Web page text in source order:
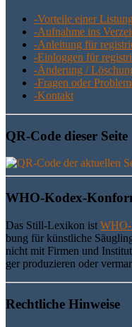
-Vor­tei­le einer Listung
-Auf­nah­me ins
-Anlei­tung für
-Ein­log­gen für
-Ände­rung /
-Fra­gen oder
-Kon­takt
QR-Code die­ser Seite
WHO-Kodex-
Das Still-Lexi­kon ist
bung für künst­li­che
nicht mit Fir­men und
ger pro­du­zie­ren oder
Recht­li­che Hinweise